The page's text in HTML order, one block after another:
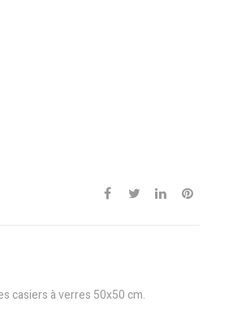
casiers à verres 50x50 cm.